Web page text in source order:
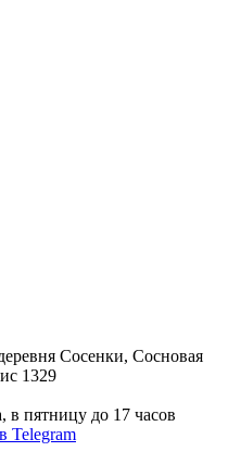
Сосенки, Сосновая
1329
в пятницу до 17 часов